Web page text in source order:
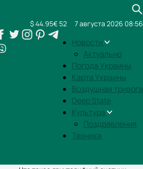
Новости
Актуально
Погода Украины
Карта Украины
Воздушная тривога
Deep State
Культура
Поздравления
Техника
$ 44.95€ 52 7 августа 2026 08:56